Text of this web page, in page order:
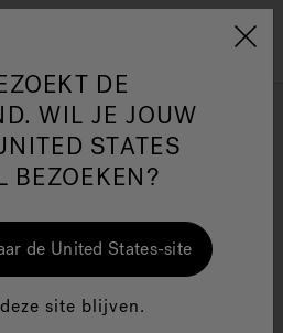
Jacuzzi&reg; EMEA
Zwem-spas
DE
WIL JE JOUW
STATES
BEZOEKEN?
de United States-site
site blijven.